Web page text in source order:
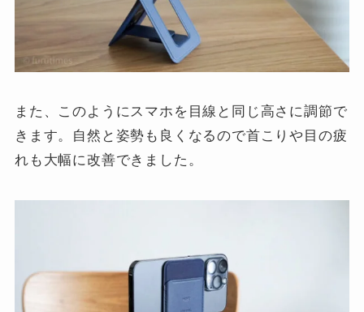
また、このようにスマホを目線と同じ高さに調節で
きます。自然と姿勢も良くなるので首こりや目の疲
れも大幅に改善できました。